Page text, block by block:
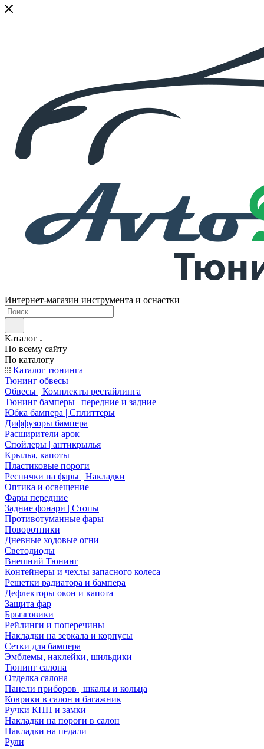
Интернет-магазин инструмента и оснастки
Каталог
По всему сайту
По каталогу
Каталог тюнинга
Тюнинг обвесы
Обвесы | Комплекты рестайлинга
Тюнинг бамперы | передние и задние
Юбка бампера | Сплиттеры
Диффузоры бампера
Расширители арок
Спойлеры | антикрылья
Крылья, капоты
Пластиковые пороги
Реснички на фары | Накладки
Оптика и освещение
Фары передние
Задние фонари | Стопы
Противотуманные фары
Поворотники
Дневные ходовые огни
Светодиоды
Внешний Тюнинг
Контейнеры и чехлы запасного колеса
Решетки радиатора и бампера
Дефлекторы окон и капота
Защита фар
Брызговики
Рейлинги и поперечины
Накладки на зеркала и корпусы
Сетки для бампера
Эмблемы, наклейки, шильдики
Тюнинг салона
Отделка салона
Панели приборов | шкалы и кольца
Коврики в салон и багажник
Ручки КПП и замки
Накладки на пороги в салон
Накладки на педали
Рули